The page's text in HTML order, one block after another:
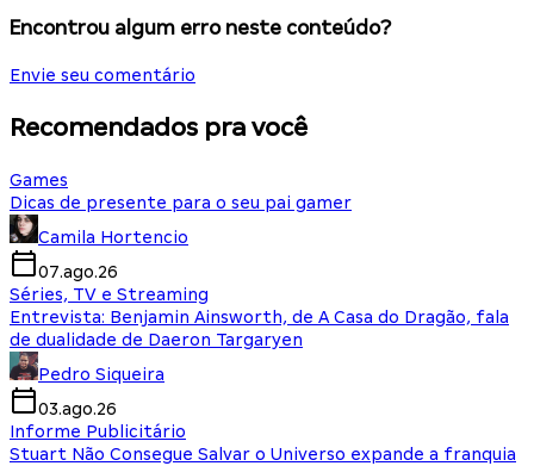
Encontrou algum erro neste conteúdo?
Envie seu comentário
Recomendados pra você
Games
Dicas de presente para o seu pai gamer
Camila Hortencio
07.ago.26
Séries, TV e Streaming
Entrevista: Benjamin Ainsworth, de A Casa do Dragão, fala
de dualidade de Daeron Targaryen
Pedro Siqueira
03.ago.26
Informe Publicitário
Stuart Não Consegue Salvar o Universo expande a franquia